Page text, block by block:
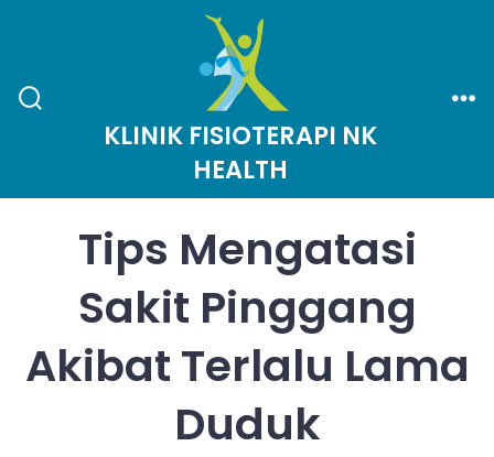
content
KLINIK FISIOTERAPI NK
HEALTH
Tips Mengatasi
Sakit Pinggang
Akibat Terlalu Lama
Duduk